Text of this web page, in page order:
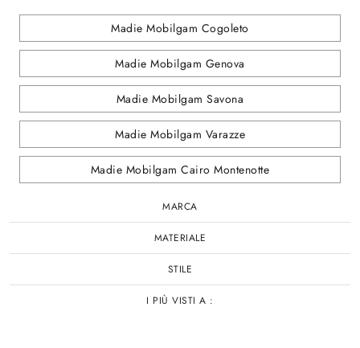
Madie Mobilgam Cogoleto
Madie Mobilgam Genova
Madie Mobilgam Savona
Madie Mobilgam Varazze
Madie Mobilgam Cairo Montenotte
MARCA
MATERIALE
STILE
I PIÙ VISTI A :